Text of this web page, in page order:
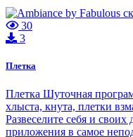
30
3
Плетка
Плетка Шуточная
хлыста, кнута, плетки
Развеселите себя и своих
приложения в самое